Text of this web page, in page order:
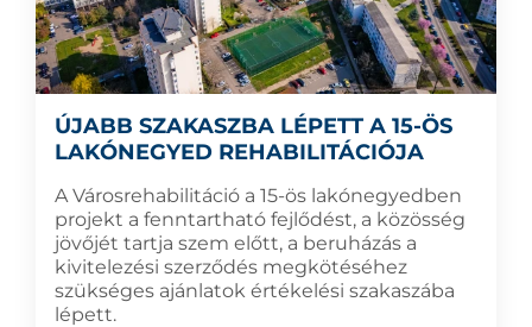
ÚJABB SZAKASZBA LÉPETT A 15-ÖS
LAKÓNEGYED REHABILITÁCIÓJA
A Városrehabilitáció a 15-ös lakónegyedben
projekt a fenntartható fejlődést, a közösség
jövőjét tartja szem előtt, a beruházás a
kivitelezési szerződés megkötéséhez
szükséges ajánlatok értékelési szakaszába
lépett.